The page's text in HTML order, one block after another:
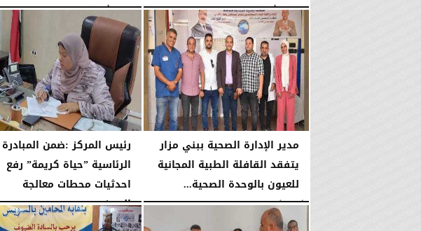
الثلاثاء، 4 أغسطس 2026 10:09 صـ الإثنين، 3 أغسطس 2026 04:41 مـ
مدير الإدارة الصحية ببني مزار
يتفقد القافلة الطبية المجانية
للعيون بالوحدة الصحية...
الأحد، 2 أغسطس 2026 01:11 مـ
رئيس المركز :ضمن المبادرة
الرئاسية ”حياة كريمة” رفع
احدثيات محطات معالجة
الصرف...
الأحد، 2 أغسطس 2026 01:04 مـ